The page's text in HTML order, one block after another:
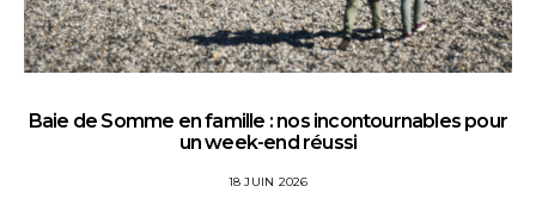
Baie de Somme en famille : nos incontournables pour
un week-end réussi
18 JUIN 2026